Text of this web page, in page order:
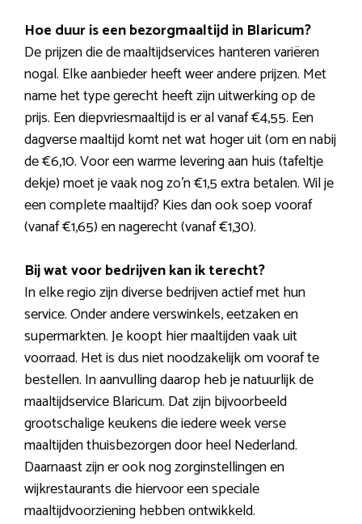
Hoe duur is een bezorgmaaltijd in Blaricum?
De prijzen die de maaltijdservices hanteren variëren
nogal. Elke aanbieder heeft weer andere prijzen. Met
name het type gerecht heeft zijn uitwerking op de
prijs. Een diepvriesmaaltijd is er al vanaf €4,55. Een
dagverse maaltijd komt net wat hoger uit (om en nabij
de €6,10. Voor een warme levering aan huis (tafeltje
dekje) moet je vaak nog zo’n €1,5 extra betalen. Wil je
een complete maaltijd? Kies dan ook soep vooraf
(vanaf €1,65) en nagerecht (vanaf €1,30).
Bij wat voor bedrijven kan ik terecht?
In elke regio zijn diverse bedrijven actief met hun
service. Onder andere verswinkels, eetzaken en
supermarkten. Je koopt hier maaltijden vaak uit
voorraad. Het is dus niet noodzakelijk om vooraf te
bestellen. In aanvulling daarop heb je natuurlijk de
maaltijdservice Blaricum. Dat zijn bijvoorbeeld
grootschalige keukens die iedere week verse
maaltijden thuisbezorgen door heel Nederland.
Daarnaast zijn er ook nog zorginstellingen en
wijkrestaurants die hiervoor een speciale
maaltijdvoorziening hebben ontwikkeld.